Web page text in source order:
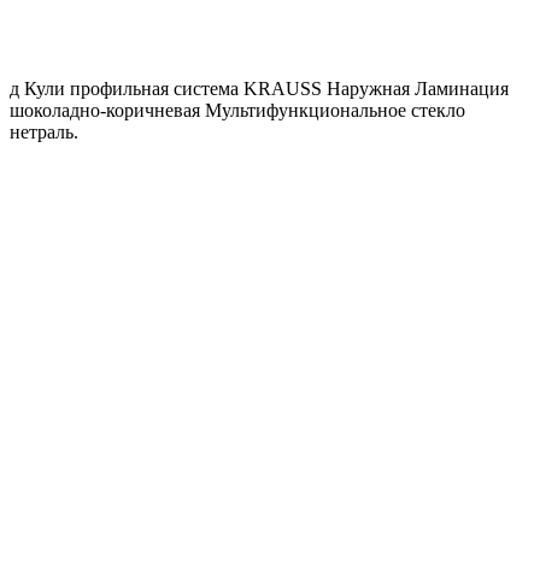
д Кули профильная система KRAUSS Наружная Ламинация
шоколадно-коричневая Мультифункциональное стекло
нетраль.